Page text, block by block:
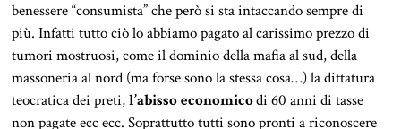
benessere “consumista” che però si sta intaccando sempre di
più. Infatti tutto ciò lo abbiamo pagato al carissimo prezzo di
tumori mostruosi, come il dominio della mafia al sud, della
massoneria al nord (ma forse sono la stessa cosa…) la dittatura
teocratica dei preti,l’abisso economicodi 60 anni di tasse
non pagate ecc ecc. Soprattutto tutti sono pronti a riconoscere